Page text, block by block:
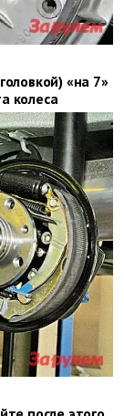
«на 7»
колеса